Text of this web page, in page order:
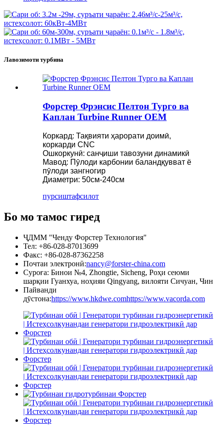
Лавозимоти турбина
Форстер Фрэнсис Пелтон Турго ва
Каплан Turbine Runner OEM
Коркард: Тақвияти ҳарорати доимӣ,
коркарди CNC
Ошкоркунӣ: санҷиши тавозуни динамикӣ
Мавод: Пӯлоди карбонии баландқувват ё
пӯлоди зангногир
Диаметри: 50см-240см
пурсиштафсилот
Бо мо тамос гиред
ҶДММ "Ченду Форстер Технология"
Тел: +86-028-87013699
Факс: +86-028-87362258
Почтаи электронӣ:nancy@forster-china.com
Суроға: Бинои №4, Zhongtie, Sicheng, Роҳи сеюми
шарқии Гуанхуа, ноҳияи Qingyang, вилояти Сичуан, Чин
Пайванди
дӯстона:https://www.hkdwe.comhttps://www.vacorda.com